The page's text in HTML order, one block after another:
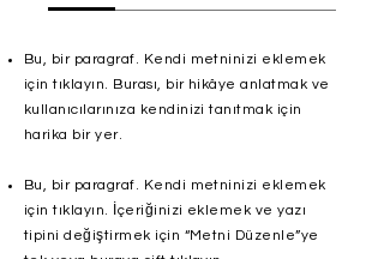
Bu, bir paragraf. Kendi metninizi eklemek
için tıklayın. Burası, bir hikâye anlatmak ve
kullanıcılarınıza kendinizi tanıtmak için
harika bir yer.
Bu, bir paragraf. Kendi metninizi eklemek
için tıklayın. İçeriğinizi eklemek ve yazı
tipini değiştirmek için “Metni Düzenle”ye